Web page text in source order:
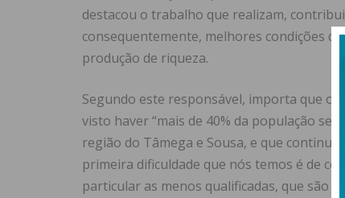
destacou o trabalho que realizam,
consequentemente, melhores condições
produção de riqueza.
Segundo este responsável, importa que
visto haver “mais de 40% da população
região do Tâmega e Sousa, e que
primeira dificuldade que nós temos é de
particular as menos qualificadas, que são